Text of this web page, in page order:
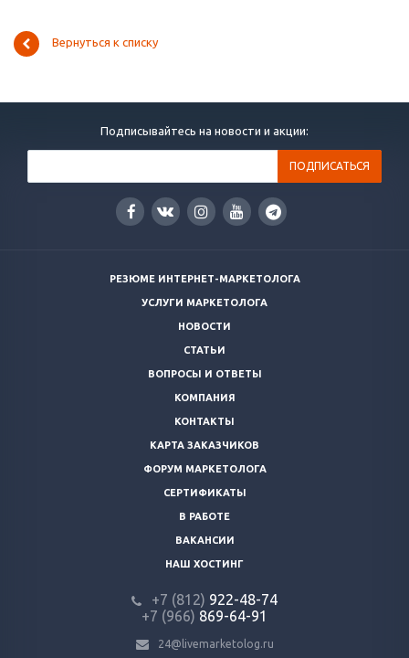
Вернуться к списку
Подписывайтесь на новости и акции:
РЕЗЮМЕ ИНТЕРНЕТ-МАРКЕТОЛОГА
УСЛУГИ МАРКЕТОЛОГА
НОВОСТИ
СТАТЬИ
ВОПРОСЫ И ОТВЕТЫ
КОМПАНИЯ
КОНТАКТЫ
КАРТА ЗАКАЗЧИКОВ
ФОРУМ МАРКЕТОЛОГА
СЕРТИФИКАТЫ
В РАБОТЕ
ВАКАНСИИ
НАШ ХОСТИНГ
+7 (812) 922-48-74
+7 (966) 869-64-91
24@livemarketolog.ru